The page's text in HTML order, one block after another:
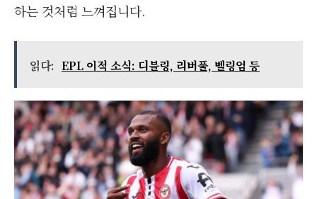
하는 것처럼 느껴집니다.
읽다: EPL 이적 소식: 디블링, 리버풀, 벨링엄 등